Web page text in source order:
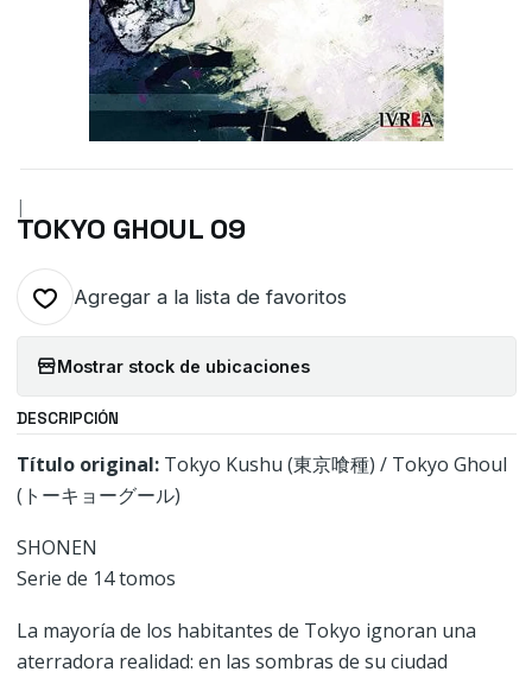
|
TOKYO GHOUL 09
Agregar a la lista de favoritos
Mostrar stock de ubicaciones
DESCRIPCIÓN
Título original:Tokyo Kushu (東京喰種) / Tokyo Ghoul
(トーキョーグール)
SHONEN
Serie de 14 tomos
La mayoría de los habitantes de Tokyo ignoran una
aterradora realidad: en las sombras de su ciudad